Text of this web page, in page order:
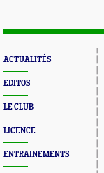
ACTUALITÉS
EDITOS
LE CLUB
LICENCE
ENTRAINEMENTS